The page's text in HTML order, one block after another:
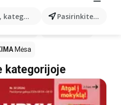
kategorijų, produktų... Pasirinkite miestą
Mėsa
kategorijoje